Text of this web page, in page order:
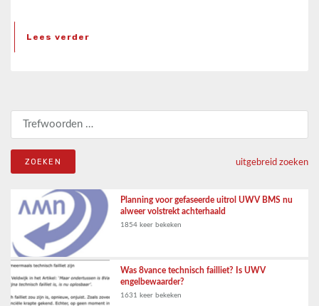
Lees verder
Zoeken naar:
uitgebreid zoeken
Planning voor gefaseerde uitrol UWV BMS nu
alweer volstrekt achterhaald
1854 keer bekeken
Was 8vance technisch failliet? Is UWV
engelbewaarder?
1631 keer bekeken